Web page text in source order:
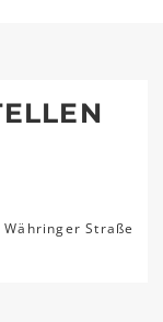
Straße